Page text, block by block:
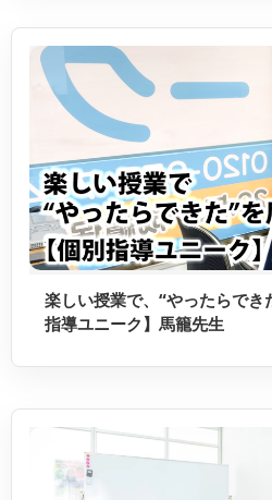
楽しい授業で、“やったらでき
指導ユニーク】馬籠先生